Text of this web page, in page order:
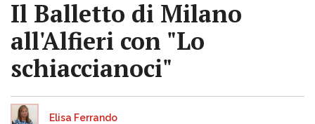
Il Balletto di Milano
all'Alfieri con "Lo
schiaccianoci"
Elisa Ferrando